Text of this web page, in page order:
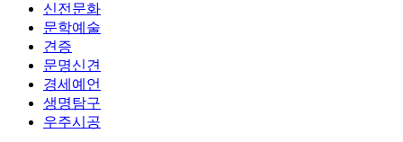
신전문화
문학예술
견증
문명신견
경세예언
생명탐구
우주시공